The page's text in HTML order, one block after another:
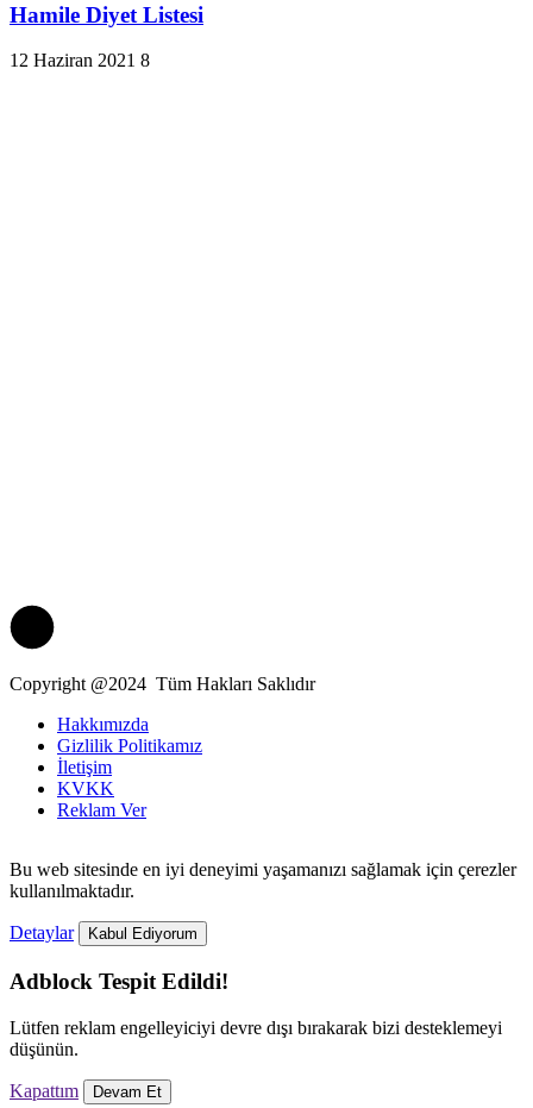
Hamile Diyet Listesi
12 Haziran 2021 8
Copyright @2024 Tüm Hakları Saklıdır
Hakkımızda
Gizlilik Politikamız
İletişim
KVKK
Reklam Ver
Bu web sitesinde en iyi deneyimi yaşamanızı sağlamak için çerezler
kullanılmaktadır.
Detaylar Kabul Ediyorum
Adblock Tespit Edildi!
Lütfen reklam engelleyiciyi devre dışı bırakarak bizi desteklemeyi
düşünün.
Kapattım Devam Et